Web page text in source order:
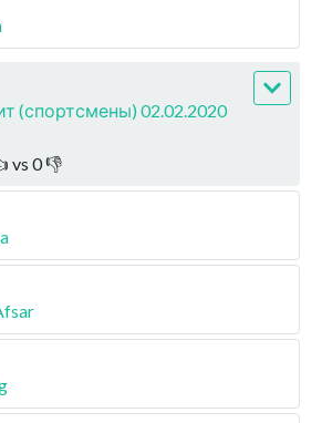
(спортсмены) 02.02.2020
vs 0👎